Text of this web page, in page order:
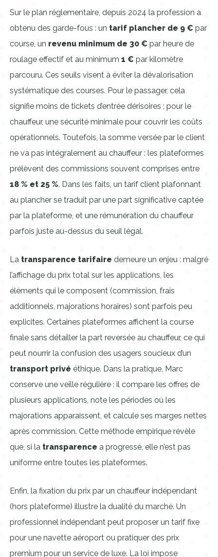
Sur le plan réglementaire, depuis 2024 la profession a
obtenu des garde-fous : un tarif plancher de 9 € par
course, un revenu minimum de 30 € par heure de
roulage effectif et au minimum 1 € par kilomètre
parcouru. Ces seuils visent à éviter la dévalorisation
systématique des courses. Pour le passager, cela
signifie moins de tickets d’entrée dérisoires ; pour le
chauffeur, une sécurité minimale pour couvrir les coûts
opérationnels. Toutefois, la somme versée par le client
ne va pas intégralement au chauffeur : les plateformes
prélèvent des commissions souvent comprises entre
18 % et 25 %. Dans les faits, un tarif client plafonnant
au plancher se traduit par une part significative captée
par la plateforme, et une rémunération du chauffeur
parfois juste au-dessus du seuil légal.
La transparence tarifaire demeure un enjeu : malgré
l’affichage du prix total sur les applications, les
éléments qui le composent (commission, frais
additionnels, majorations horaires) sont parfois peu
explicites. Certaines plateformes affichent la course
finale sans détailler la part reversée au chauffeur, ce qui
peut nourrir la confusion des usagers soucieux d’un
transport privé éthique. Dans la pratique, Marc
conserve une veille régulière : il compare les offres de
plusieurs applications, note les périodes où les
majorations apparaissent, et calcule ses marges nettes
après commission. Cette méthode empirique révèle
que, si la transparence a progressé, elle n’est pas
uniforme entre toutes les plateformes.
Enfin, la fixation du prix par un chauffeur indépendant
(hors plateforme) illustre la dualité du marché. Un
professionnel indépendant peut proposer un tarif fixe
pour une navette aéroport ou pratiquer des prix
premium pour un service de luxe. La loi impose